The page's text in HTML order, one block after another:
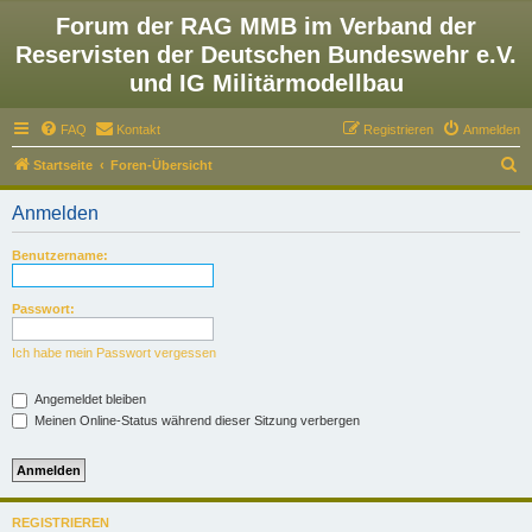
Forum der RAG MMB im Verband der
Reservisten der Deutschen Bundeswehr e.V.
und IG Militärmodellbau
FAQ Kontakt Anmelden
Registrieren
Startseite Foren-Übersicht
u
Anmelden
Benutzername:
Passwort:
Ich habe mein Passwort vergessen
Angemeldet bleiben
Meinen Online-Status während dieser Sitzung verbergen
REGISTRIEREN